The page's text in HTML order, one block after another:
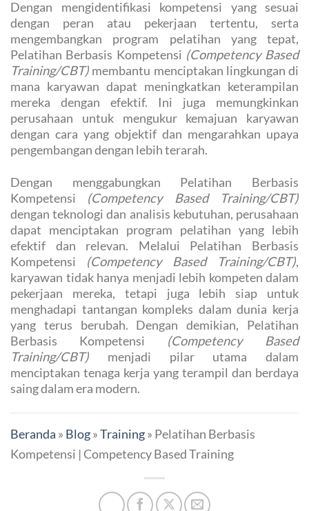
Dengan mengidentifikasi kompetensi yang sesuai
dengan peran atau pekerjaan tertentu, serta
mengembangkan program pelatihan yang tepat,
Pelatihan Berbasis Kompetensi (Competency Based
Training/CBT) membantu menciptakan lingkungan di
mana karyawan dapat meningkatkan keterampilan
mereka dengan efektif. Ini juga memungkinkan
perusahaan untuk mengukur kemajuan karyawan
dengan cara yang objektif dan mengarahkan upaya
pengembangan dengan lebih terarah.
Dengan menggabungkan Pelatihan Berbasis
Kompetensi (Competency Based Training/CBT)
dengan teknologi dan analisis kebutuhan, perusahaan
dapat menciptakan program pelatihan yang lebih
efektif dan relevan. Melalui Pelatihan Berbasis
Kompetensi (Competency Based Training/CBT),
karyawan tidak hanya menjadi lebih kompeten dalam
pekerjaan mereka, tetapi juga lebih siap untuk
menghadapi tantangan kompleks dalam dunia kerja
yang terus berubah. Dengan demikian, Pelatihan
Berbasis Kompetensi (Competency Based
Training/CBT) menjadi pilar utama dalam
menciptakan tenaga kerja yang terampil dan berdaya
saing dalam era modern.
Beranda » Blog»Training» Pelatihan Berbasis
Kompetensi | Competency Based Training